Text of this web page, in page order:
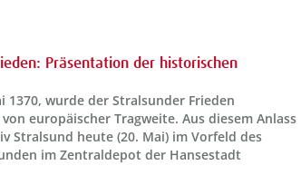
Präsentation der historischen
1370, wurde der Stralsunder Frieden
europäischer Tragweite. Aus diesem Anlass
Stralsund heute (20. Mai) im Vorfeld des
im Zentraldepot der Hansestadt